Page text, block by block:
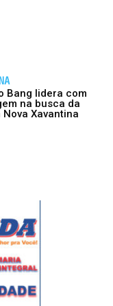
Bang lidera com
na busca da
Xavantina